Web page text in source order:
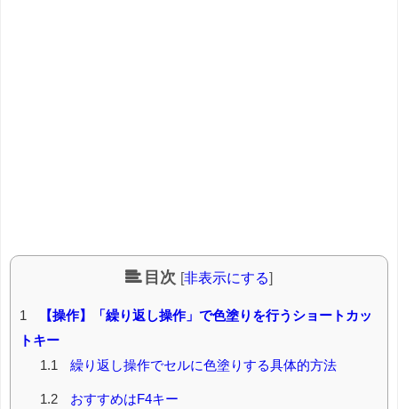
目次 [非表示にする]
1
【操作】「繰り返し操作」で色塗りを行うショートカッ
トキー
1.1
繰り返し操作でセルに色塗りする具体的方法
1.2 おすすめはF4キー